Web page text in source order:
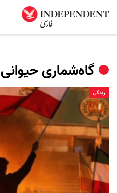
گاه‌شماری حیوانی
زندگی